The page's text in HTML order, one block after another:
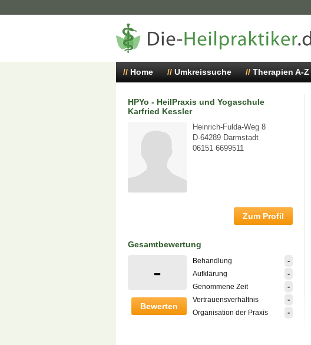
Home Umkreissuche Therapien A-Z
HPYo - HeilPraxis und Yogaschule
Karfried Kessler
Heinrich-Fulda-Weg 8
D-64289 Darmstadt
06151 6699511
Zum Profil
Gesamtbewertung
-
Bewerten
Behandlung -
Aufklärung -
Genommene Zeit -
Vertrauensverhältnis -
Organisation der Praxis -